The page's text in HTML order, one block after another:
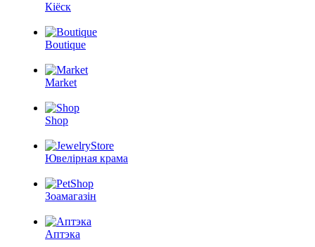
Кіёск
Boutique
Market
Shop
Ювелірная крама
Зоамагазін
Аптэка